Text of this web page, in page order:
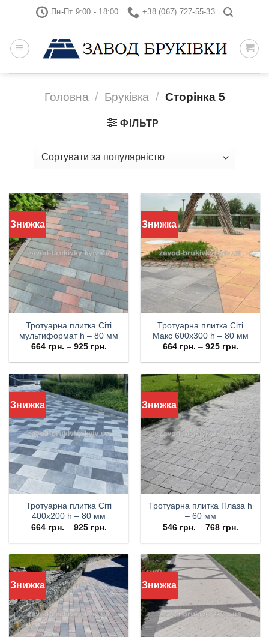
content
Пн-Пт 9:00 - 18:00 +38 (067) 727-55-33
Головна / Бруківка / Сторінка 5
ФІЛЬТР
Знижка
Тротуарна плитка Сіті
мультиформат h – 80 мм
664 грн. – 925 грн.
Знижка
Тротуарна плитка Cіті
Макс 600х300 h – 80 мм
664 грн. – 925 грн.
Знижка
Тротуарна плитка Cіті
400х200 h – 80 мм
664 грн. – 925 грн.
Знижка
Тротуарна плитка Плаза h
– 60 мм
546 грн. – 768 грн.
Знижка Знижка